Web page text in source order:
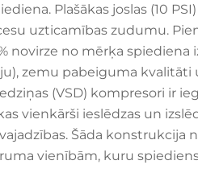
Plašākas joslas (10
uzticamības zudumu.
novirze no mērķa spiediena
zemu pabeiguma kvalitāti
(VSD) kompresori ir
vienkārši ieslēdzas un
Šāda konstrukcija
vienībām, kuru